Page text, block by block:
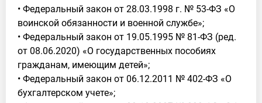
• Федеральный закон от 28.03.1998 г. № 53-ФЗ «О
воинской обязанности и военной службе»;
• Федеральный закон от 19.05.1995 № 81-ФЗ (ред.
от 08.06.2020) «О государственных пособиях
гражданам, имеющим детей»;
• Федеральный закон от 06.12.2011 № 402-ФЗ «О
бухгалтерском учете»;